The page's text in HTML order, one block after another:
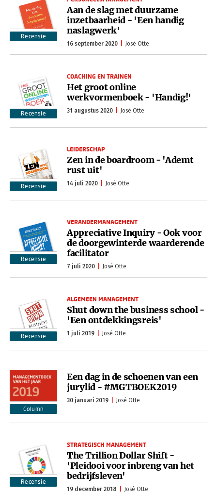
Recensie
Aan de slag met duurzame
inzetbaarheid - 'Een handig
naslagwerk'
16 september 2020 José Otte
Recensie
COACHING EN TRAINEN
Het groot online
werkvormenboek - 'Handig!'
31 augustus 2020 José Otte
Recensie
LEIDERSCHAP
Zen in de boardroom - 'Ademt
rust uit'
14 juli 2020 José Otte
Recensie
VERANDERMANAGEMENT
Appreciative Inquiry - Ook voor
de doorgewinterde waarderende
facilitator
7 juli 2020 José Otte
Recensie
ALGEMEEN MANAGEMENT
Shut down the business school -
'Een ontdekkingsreis'
1 juli 2019 José Otte
Column
Een dag in de schoenen van een
jurylid - #MGTBOEK2019
30 januari 2019 José Otte
Recensie
STRATEGISCH MANAGEMENT
The Trillion Dollar Shift -
'Pleidooi voor inbreng van het
bedrijfsleven'
19 december 2018 José Otte